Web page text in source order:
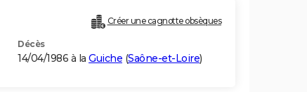
Créer une cagnotte obsèques
Décès
14/04/1986 à la Guiche (Saône-et-Loire)